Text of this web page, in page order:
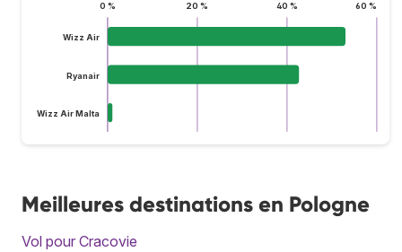
0 % 20 % 40 % 60 %
Wizz Air
Ryanair
Wizz Air Malta
Meilleures destinations en Pologne
Vol pour Cracovie